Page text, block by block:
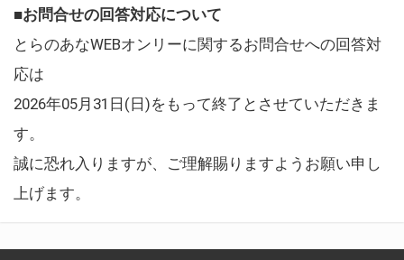
■お問合せの回答対応について
とらのあなWEBオンリーに関するお問合せへの回答対
応は
2026年05月31日(日)をもって終了とさせていただきま
す。
誠に恐れ入りますが、ご理解賜りますようお願い申し
上げます。